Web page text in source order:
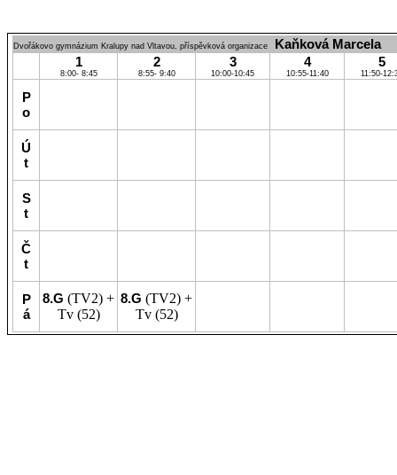
Dvořákovo gymnázium Kralupy nad Vltavou, příspěvková organizace
Kaňková Marcela
1
8:00- 8:45
2
8:55- 9:40
3
10:00-10:45
4
10:55-11:40
5
11:50-
P
o
Ú
t
S
t
Č
t
P
á
8.G (TV2) +
Tv(52)
8.G (TV2) +
Tv(52)